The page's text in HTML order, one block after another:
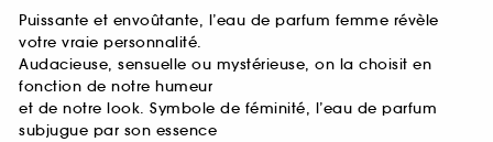
Puissante et envoûtante, l’eau de parfum femme révèle
votre vraie personnalité.
Audacieuse, sensuelle ou mystérieuse, on la choisit en
fonction de notre humeur
et de notre look. Symbole de féminité, l’eau de parfum
subjugue par son essence